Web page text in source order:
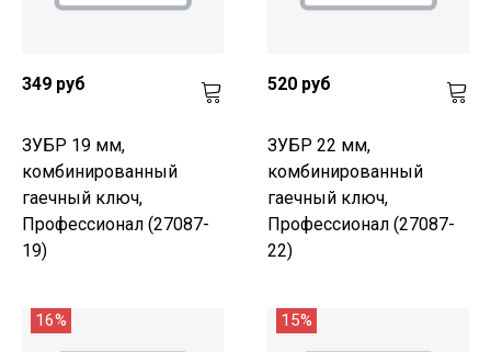
349 руб
ЗУБР 19 мм,
комбинированный
гаечный ключ,
Профессионал (27087-
19)
520 руб
ЗУБР 22 мм,
комбинированный
гаечный ключ,
Профессионал (27087-
22)
16% 15%